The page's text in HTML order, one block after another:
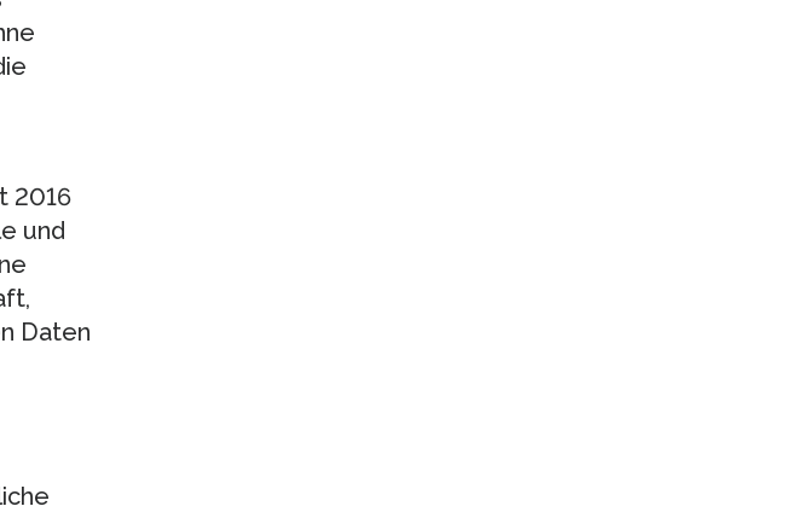
2016
und
Daten